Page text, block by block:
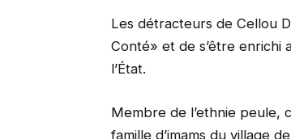
Les détracteurs de Cellou
Conté» et de s’être enrichi
l’État.
Membre de l’ethnie peule,
famille d’imams du village